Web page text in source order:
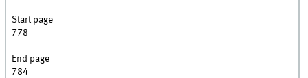
Start page
778
End page
784